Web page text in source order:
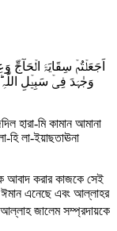
اَجَعَلۡتُمۡ سِقَایَۃَ الۡحَآجِّ
وَجٰہَدَ فِیۡ سَبِیۡلِ اللّٰہِ
হারা-মি কামান আমানা
হি লা-ইয়াছতাঊনা
আবাদ করার কাজকে সেই
ঈমান এনেছে এবং আল্লাহর
জালেম সম্প্রদায়কে